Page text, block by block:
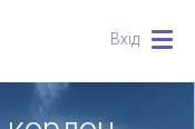
Вхід